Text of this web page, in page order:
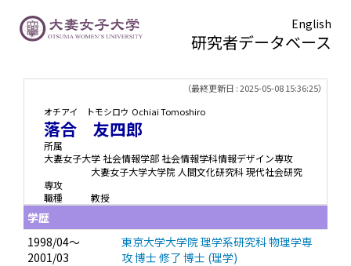
English
研究者データベース
（最終更新日 : 2025-05-08 15:36:25）
オチアイ トモシロウ Ochiai Tomoshiro
落合 友四郎
所属
大妻女子大学 社会情報学部 社会情報学科情報デザイン専攻
大妻女子大学大学院 人間文化研究科 現代社会研究
専攻
職種
教授
学歴
1998/04～
2001/03
東京大学大学院 理学系研究科 物理学専
攻 博士 修了 博士 (理学)